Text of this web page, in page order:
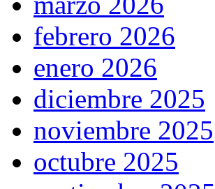
febrero 2026
enero 2026
diciembre 2025
noviembre 2025
octubre 2025